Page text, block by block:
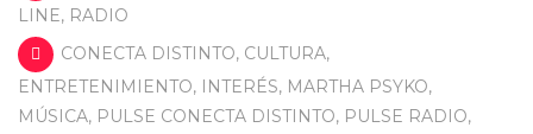
LINE, RADIO
CONECTA DISTINTO, CULTURA,
ENTRETENIMIENTO, INTERÉS, MARTHA PSYKO,
MÚSICA, PULSE CONECTA DISTINTO, PULSE RADIO,